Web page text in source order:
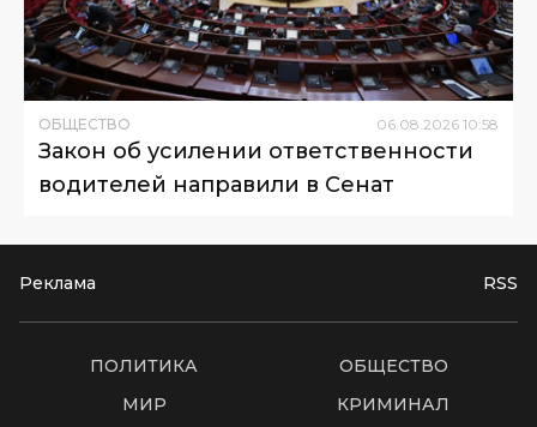
ОБЩЕСТВО 06.08.2026 10:58
Закон об усилении ответственности
водителей направили в Сенат
Реклама RSS
ПОЛИТИКА
ОБЩЕСТВО
МИР
КРИМИНАЛ